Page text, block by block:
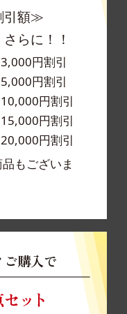
引額≫
らに！！
円割引
円割引
円割引
円割引
円割引
もございま
購入で